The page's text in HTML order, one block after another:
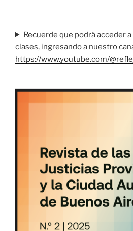
Recuerde que podrá acceder
clases, ingresando a nuestro
https://www.youtube.com/